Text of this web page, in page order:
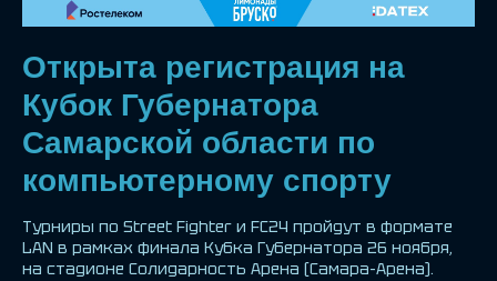
Открыта регистрация на
Кубок Губернатора
Самарской области по
компьютерному спорту
Турниры по Street Fighter и FC24 пройдут в формате
LAN в рамках финала Кубка Губернатора 26 ноября,
на стадионе Солидарность Арена (Самара-Арена).